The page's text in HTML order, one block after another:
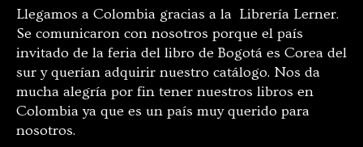
Llegamos a Colombia gracias a la Librería Lerner.
Se comunicaron con nosotros porque el país
invitado de la feria del libro de Bogotá es Corea del
sur y querían adquirir nuestro catálogo. Nos da
mucha alegría por fin tener nuestros libros en
Colombia ya que es un país muy querido para
nosotros.